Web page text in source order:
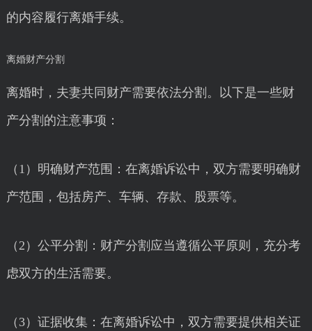
的内容履行离婚手续。
离婚财产分割
离婚时，夫妻共同财产需要依法分割。以下是一些财
产分割的注意事项：
（1）明确财产范围：在离婚诉讼中，双方需要明确财
产范围，包括房产、车辆、存款、股票等。
（2）公平分割：财产分割应当遵循公平原则，充分考
虑双方的生活需要。
（3）证据收集：在离婚诉讼中，双方需要提供相关证